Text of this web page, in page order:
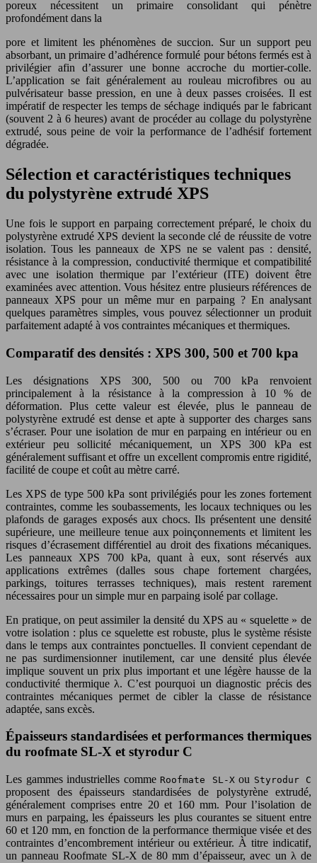
poreux nécessitent un primaire consolidant qui pénètre
profondément dans la
pore et limitent les phénomènes de succion. Sur un support peu
absorbant, un primaire d’adhérence formulé pour bétons fermés est à
privilégier afin d’assurer une bonne accroche du mortier-colle.
L’application se fait généralement au rouleau microfibres ou au
pulvérisateur basse pression, en une à deux passes croisées. Il est
impératif de respecter les temps de séchage indiqués par le fabricant
(souvent 2 à 6 heures) avant de procéder au collage du polystyrène
extrudé, sous peine de voir la performance de l’adhésif fortement
dégradée.
Sélection et caractéristiques techniques
du polystyrène extrudé XPS
Une fois le support en parpaing correctement préparé, le choix du
polystyrène extrudé XPS devient la seconde clé de réussite de votre
isolation. Tous les panneaux de XPS ne se valent pas : densité,
résistance à la compression, conductivité thermique et compatibilité
avec une isolation thermique par l’extérieur (ITE) doivent être
examinées avec attention. Vous hésitez entre plusieurs références de
panneaux XPS pour un même mur en parpaing ? En analysant
quelques paramètres simples, vous pouvez sélectionner un produit
parfaitement adapté à vos contraintes mécaniques et thermiques.
Comparatif des densités : XPS 300, 500 et 700 kpa
Les désignations XPS 300, 500 ou 700 kPa renvoient
principalement à la résistance à la compression à 10 % de
déformation. Plus cette valeur est élevée, plus le panneau de
polystyrène extrudé est dense et apte à supporter des charges sans
s’écraser. Pour une isolation de mur en parpaing en intérieur ou en
extérieur peu sollicité mécaniquement, un XPS 300 kPa est
généralement suffisant et offre un excellent compromis entre rigidité,
facilité de coupe et coût au mètre carré.
Les XPS de type 500 kPa sont privilégiés pour les zones fortement
contraintes, comme les soubassements, les locaux techniques ou les
plafonds de garages exposés aux chocs. Ils présentent une densité
supérieure, une meilleure tenue aux poinçonnements et limitent les
risques d’écrasement différentiel au droit des fixations mécaniques.
Les panneaux XPS 700 kPa, quant à eux, sont réservés aux
applications extrêmes (dalles sous chape fortement chargées,
parkings, toitures terrasses techniques), mais restent rarement
nécessaires pour un simple mur en parpaing isolé par collage.
En pratique, on peut assimiler la densité du XPS au « squelette » de
votre isolation : plus ce squelette est robuste, plus le système résiste
dans le temps aux contraintes ponctuelles. Il convient cependant de
ne pas surdimensionner inutilement, car une densité plus élevée
implique souvent un prix plus important et une légère hausse de la
conductivité thermique λ. C’est pourquoi un diagnostic précis des
contraintes mécaniques permet de cibler la classe de résistance
adaptée, sans excès.
Épaisseurs standardisées et performances thermiques
du roofmate SL-X et styrodur C
Les gammes industrielles comme Roofmate SL-Xou Styrodur C
proposent des épaisseurs standardisées de polystyrène extrudé,
généralement comprises entre 20 et 160 mm. Pour l’isolation de
murs en parpaing, les épaisseurs les plus courantes se situent entre
60 et 120 mm, en fonction de la performance thermique visée et des
contraintes d’encombrement intérieur ou extérieur. À titre indicatif,
un panneau Roofmate SL-X de 80 mm d’épaisseur, avec un λ de